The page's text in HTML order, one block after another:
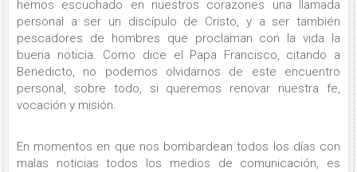
hemos escuchado en nuestros corazones una llamada
personal a ser un discípulo de Cristo, y a ser también
pescadores de hombres que proclaman con la vida la
buena noticia. Como dice el Papa Francisco, citando a
Benedicto, no podemos olvidarnos de este encuentro
personal, sobre todo, si queremos renovar nuestra fe,
vocación y misión.
En momentos en que nos bombardean todos los días con
malas noticias todos los medios de comunicación, es